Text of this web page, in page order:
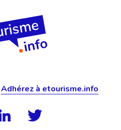
Adhérez à etourisme.info